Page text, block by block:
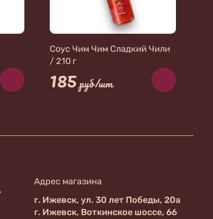
Соус Чим Чим Сладкий Чили
/ 210 г
185руб/шт
Адрес магазина
г. Ижевск, ул. 30 лет Победы, 20а
г. Ижевск, Воткинское шоссе, 66